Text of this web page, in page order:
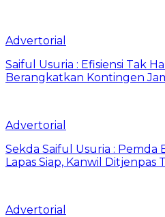
Advertorial
Saiful Usuria : Efisiensi Tak
Berangkatkan Kontingen
Advertorial
Sekda Saiful Usuria : Pemda
Lapas Siap, Kanwil Ditjenpas
Advertorial